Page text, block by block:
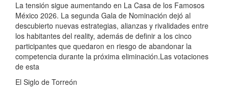
La tensión sigue aumentando en La Casa de los Famosos
México 2026. La segunda Gala de Nominación dejó al
descubierto nuevas estrategias, alianzas y rivalidades entre
los habitantes del reality, además de definir a los cinco
participantes que quedaron en riesgo de abandonar la
competencia durante la próxima eliminación.Las votaciones
de esta
El Siglo de Torreón